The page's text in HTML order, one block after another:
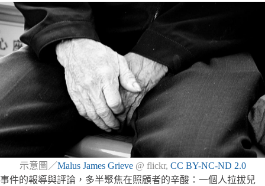
示意圖／Malus James Grieve@ flickr, CC BY-NC-ND 2.0
事件的報導與評論，多半聚焦在照顧者的辛酸：一個人拉拔兒